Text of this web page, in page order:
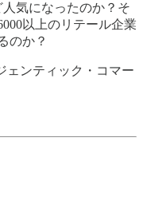
気になったのか？そ
以上のリテール企業
のか？
ェンティック・コマー